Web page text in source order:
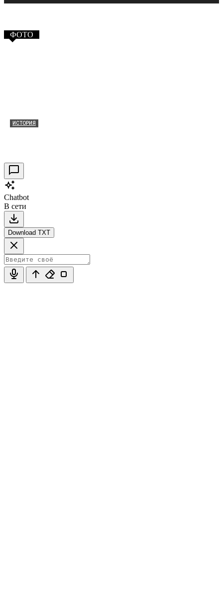
ФОТО
ИСТОРИЯ
Chatbot
В сети
Download TXT